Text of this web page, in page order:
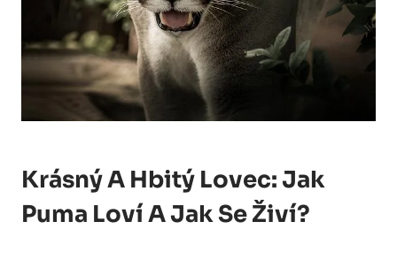
Krásný A Hbitý Lovec: Jak
Puma Loví A Jak Se Živí?